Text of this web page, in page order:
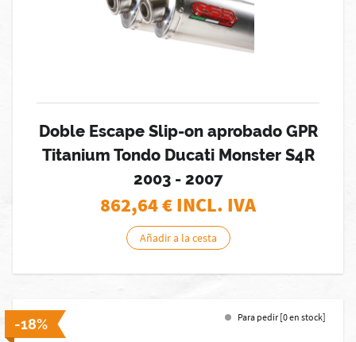
Doble Escape Slip-on aprobado GPR
Titanium Tondo Ducati Monster S4R
2003 - 2007
862,64€ INCL. IVA
Añadir a la cesta
-18% Para pedir [0 en stock]